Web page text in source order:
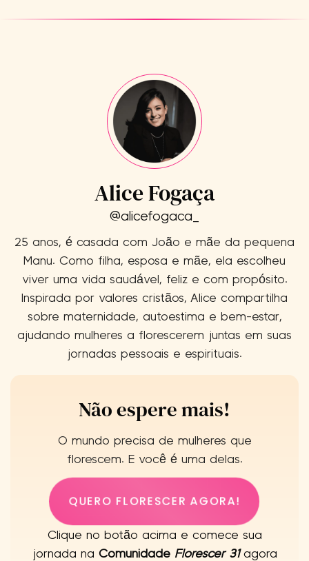
Alice Fogaça
@alicefogaca_
25 anos, é casada com João e mãe da pequena
Manu. Como filha, esposa e mãe, ela escolheu
viver uma vida saudável, feliz e com propósito.
Inspirada por valores cristãos, Alice compartilha
sobre maternidade, autoestima e bem-estar,
ajudando mulheres a florescerem juntas em suas
jornadas pessoais e espirituais.
Não espere mais!
O mundo precisa de mulheres que
florescem. E você é uma delas.
QUERO FLORESCER AGORA!
Clique no botão acima e comece sua
jornada na Comunidade Florescer 31agora